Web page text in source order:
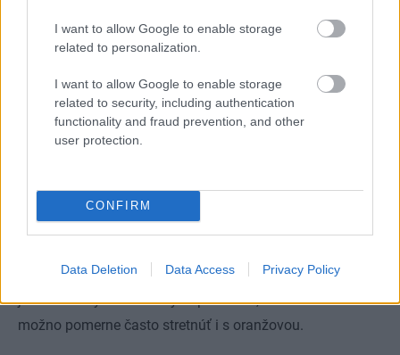
I want to allow Google to enable storage
related to personalization.
I want to allow Google to enable storage
related to security, including authentication
functionality and fraud prevention, and other
user protection.
CONFIRM
Data Deletion Data Access Privacy Policy
Prísna redukcia na to podstatné je dnes v obytnom
interiéri všeobecným trendom a purizmus je tým pravým
štýlom súčasnosti aj v kuchyni. „In“ sú jednoduché tvary a
výrazné horizontálne línie. Na hladkých dvierkach bez
čiernej a antracitovej farby, ako aj všetky odtiene sivej,
pretrváva záujem aj o krémovú a capuccino. Tieto
dyhami s výraznou kresbou alebo bordovými či
jasnočervenými lakovanými plochami, ešte stále sa
možno pomerne často stretnúť i s oranžovou.